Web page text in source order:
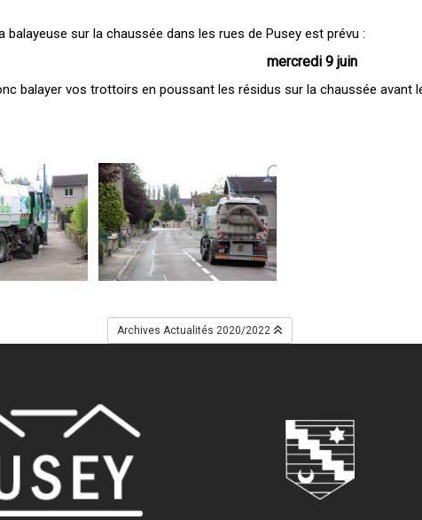
balayeuse sur la chaussée dans les rues de Pusey est prévu :
mercredi 9 juin
balayer vos trottoirs en poussant les résidus sur la chaussée avant
Archives Actualités 2020/2022